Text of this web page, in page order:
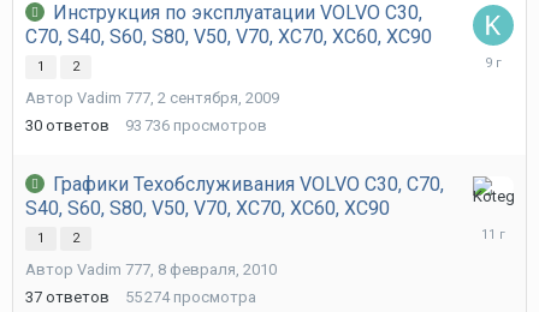
Инструкция по эксплуатации VOLVO C30,
C70, S40, S60, S80, V50, V70, XC70, XC60, XC90
1 2
Автор Vadim 777, 2 сентября, 2009
30 ответов 93 736 просмотров
14
Графики Техобслуживания VOLVO C30, C70,
S40, S60, S80, V50, V70, XC70, XC60, XC90
1 2
Автор Vadim 777, 8 февраля, 2010
37 ответов 55 274 просмотра
12